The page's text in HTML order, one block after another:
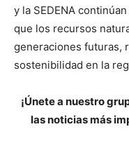
y la SEDENA
que los recursos
generaciones futuras,
sostenibilidad en la
¡Únete a nuestro
las noticias más